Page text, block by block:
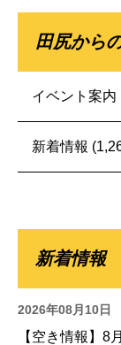
田尻から
イベント案内
新着情報
新着情報
2026年08月10日
【空き情報】8